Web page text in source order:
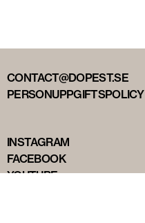
CONTACT@DOPEST.SE
PERSONUPPGIFTSPOLICY
INSTAGRAM
FACEBOOK
YOUTUBE